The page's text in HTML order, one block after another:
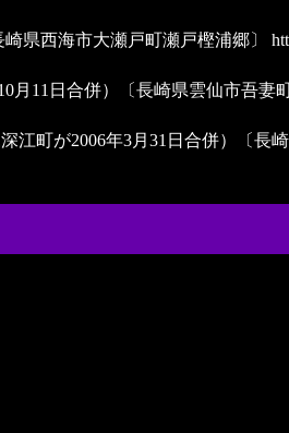
県西海市大瀬戸町瀬戸樫浦郷〕
月11日合併）〔長崎県雲仙市吾妻
江町が2006年3月31日合併）〔長